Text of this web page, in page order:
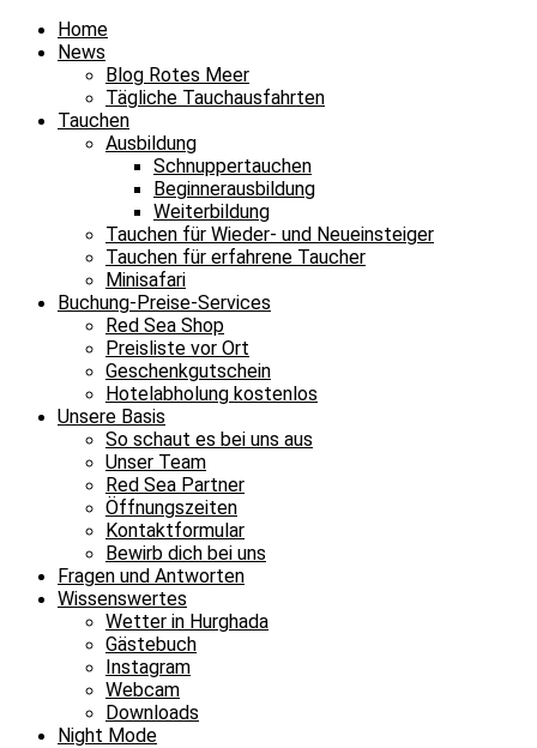
Home
News
Blog Rotes Meer
Tägliche Tauchausfahrten
Tauchen
Ausbildung
Schnuppertauchen
Beginnerausbildung
Weiterbildung
Tauchen für Wieder- und Neueinsteiger
Tauchen für erfahrene Taucher
Minisafari
Buchung-Preise-Services
Red Sea Shop
Preisliste vor Ort
Geschenkgutschein
Hotelabholung kostenlos
Unsere Basis
So schaut es bei uns aus
Unser Team
Red Sea Partner
Öffnungszeiten
Kontaktformular
Bewirb dich bei uns
Fragen und Antworten
Wissenswertes
Wetter in Hurghada
Gästebuch
Instagram
Webcam
Downloads
Night Mode